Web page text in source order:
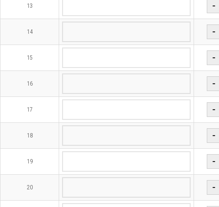
13 −
14 −
15 −
16 −
17 −
18 −
19 −
20 −